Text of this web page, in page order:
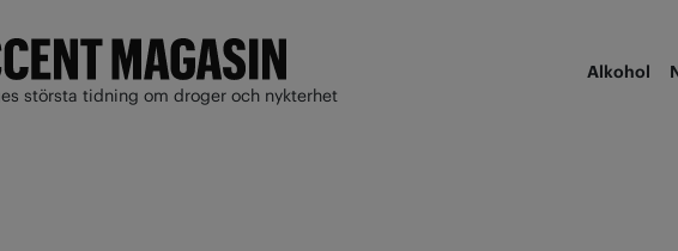
största tidning om droger och nykterhet
Alkohol